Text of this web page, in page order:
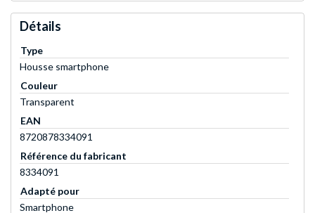
Détails
Type
Housse smartphone
Couleur
Transparent
EAN
8720878334091
Référence du fabricant
8334091
Adapté pour
Smartphone